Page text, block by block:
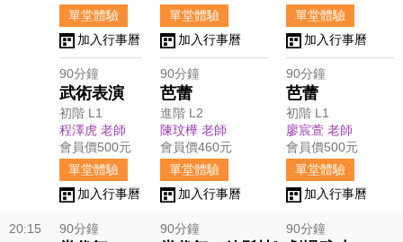
單堂體驗
加入行事曆
90分鐘
武術表演
初階 L1
程澤虎 老師
會員價500元
單堂體驗
加入行事曆
單堂體驗
加入行事曆
90分鐘
芭蕾
進階 L2
陳玟樺 老師
會員價460元
單堂體驗
加入行事曆
單堂體驗
加入行事曆
90分鐘
芭蕾
初階 L1
廖宸萱 老師
會員價500元
單堂體驗
加入行事曆
20:15 90分鐘 90分鐘 90分鐘